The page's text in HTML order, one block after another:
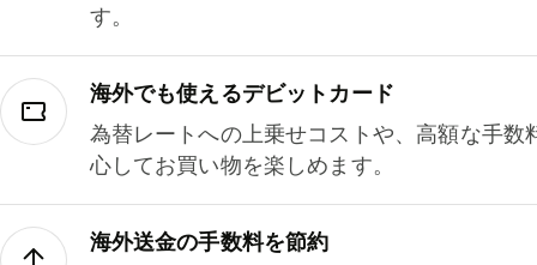
す。
海外でも使えるデビットカード
為替レートへの上乗せコストや、高額な手数
心してお買い物を楽しめます。
海外送金の手数料を節約